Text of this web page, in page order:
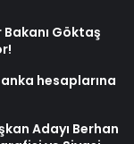
Bakanı Göktaş
hesaplarına
Adayı Berhan